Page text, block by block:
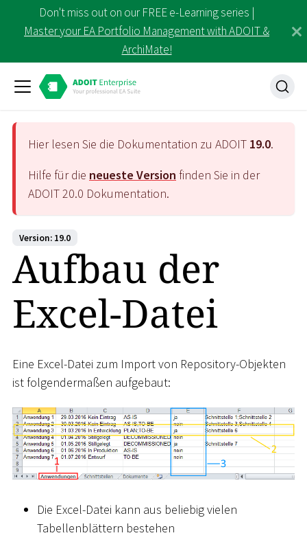
Don't miss out on our FREE e-Learning series |
Master your EA Portfolio Management with ADOIT &
ArchiMate!
Hier lesen Sie die Dokumentation zu ADOIT 19.0.
Hilfe für die neueste Version finden Sie in der
ADOIT20.0 Dokumentation.
Version: 19.0
Aufbau der
Excel-Datei
Eine Excel-Datei zum Import von Repository-Objekten
ist folgendermaßen aufgebaut:
Die Excel-Datei kann aus beliebig vielen
Tabellenblättern bestehen